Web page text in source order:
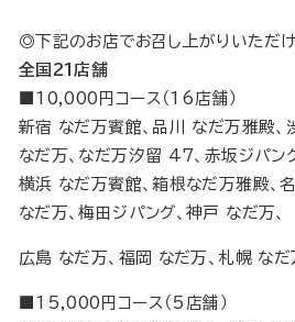
◎下記のお店でお召し上がりいただ
全国21店舗
■10,000円コース（16店舗）
新宿 なだ万賓館、品川 なだ万雅殿、
なだ万、なだ万汐留 47、赤坂ジパング
横浜 なだ万賓館、箱根なだ万雅殿、
なだ万、梅田ジパング、神戸 なだ万、
広島 なだ万、福岡 なだ万、札幌 な
■15,000円コース（5店舗）